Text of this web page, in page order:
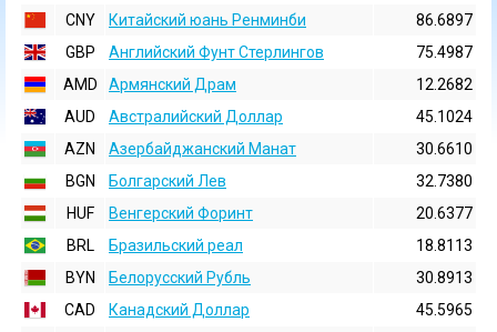
CNY
Китайский юань Ренминби
86.6897
GBP
Английский Фунт Стерлингов
75.4987
AMD
Армянский Драм
12.2682
AUD
Австралийский Доллар
45.1024
AZN
Азербайджанский Манат
30.6610
BGN
Болгарский Лев
32.7380
HUF
Венгерский Форинт
20.6377
BRL
Бразильский реал
18.8113
BYN
Белорусский Рубль
30.8913
CAD
Канадский Доллар
45.5965